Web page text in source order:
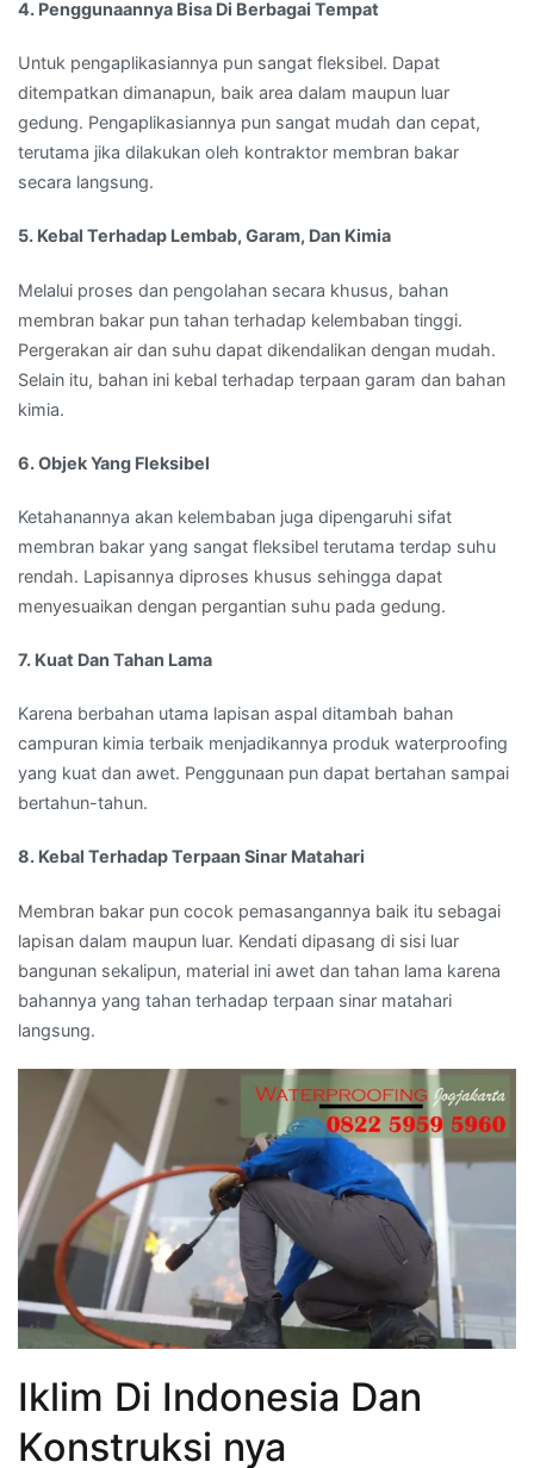
4. Penggunaannya Bisa Di Berbagai Tempat
Untuk pengaplikasiannya pun sangat fleksibel. Dapat
ditempatkan dimanapun, baik area dalam maupun luar
gedung. Pengaplikasiannya pun sangat mudah dan cepat,
terutama jika dilakukan oleh kontraktor membran bakar
secara langsung.
5. Kebal Terhadap Lembab, Garam, Dan Kimia
Melalui proses dan pengolahan secara khusus, bahan
membran bakar pun tahan terhadap kelembaban tinggi.
Pergerakan air dan suhu dapat dikendalikan dengan mudah.
Selain itu, bahan ini kebal terhadap terpaan garam dan bahan
kimia.
6. Objek Yang Fleksibel
Ketahanannya akan kelembaban juga dipengaruhi sifat
membran bakar yang sangat fleksibel terutama terdap suhu
rendah. Lapisannya diproses khusus sehingga dapat
menyesuaikan dengan pergantian suhu pada gedung.
7. Kuat Dan Tahan Lama
Karena berbahan utama lapisan aspal ditambah bahan
campuran kimia terbaik menjadikannya produk waterproofing
yang kuat dan awet. Penggunaan pun dapat bertahan sampai
bertahun-tahun.
8. Kebal Terhadap Terpaan Sinar Matahari
Membran bakar pun cocok pemasangannya baik itu sebagai
lapisan dalam maupun luar. Kendati dipasang di sisi luar
bangunan sekalipun, material ini awet dan tahan lama karena
bahannya yang tahan terhadap terpaan sinar matahari
langsung.
Iklim Di Indonesia Dan
Konstruksi nya